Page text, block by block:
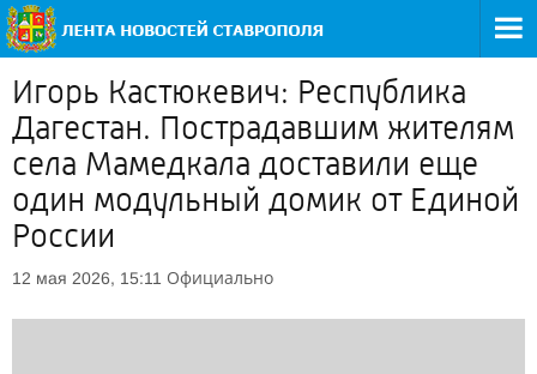
Игорь Кастюкевич: Республика
Дагестан. Пострадавшим жителям
села Мамедкала доставили еще
один модульный домик от Единой
России
12 мая 2026, 15:11 Официально